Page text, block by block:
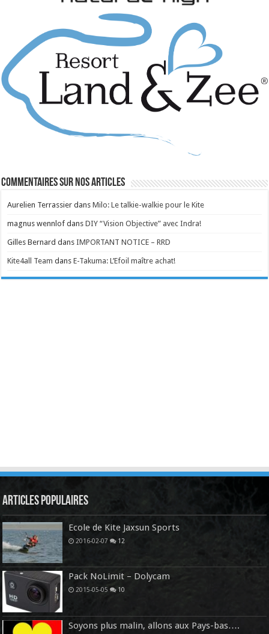
Commentaires sur nos articles
Aurelien Terrassier dansMilo: Le talkie-walkie pour le Kite
magnus wennlof dansDIY “Vision Objective” avec Indra!
Gilles Bernard dansIMPORTANT NOTICE – RRD
Kite4all Team dansE-Takuma: L’Efoil maître achat!
Articles Populaires
Ecole de Kite Jaxsun Sports
2016-02-07 12
Pack NoLimit – Dolycam
2015-05-05 10
Soyons plus malin, allons aux Pays-bas….